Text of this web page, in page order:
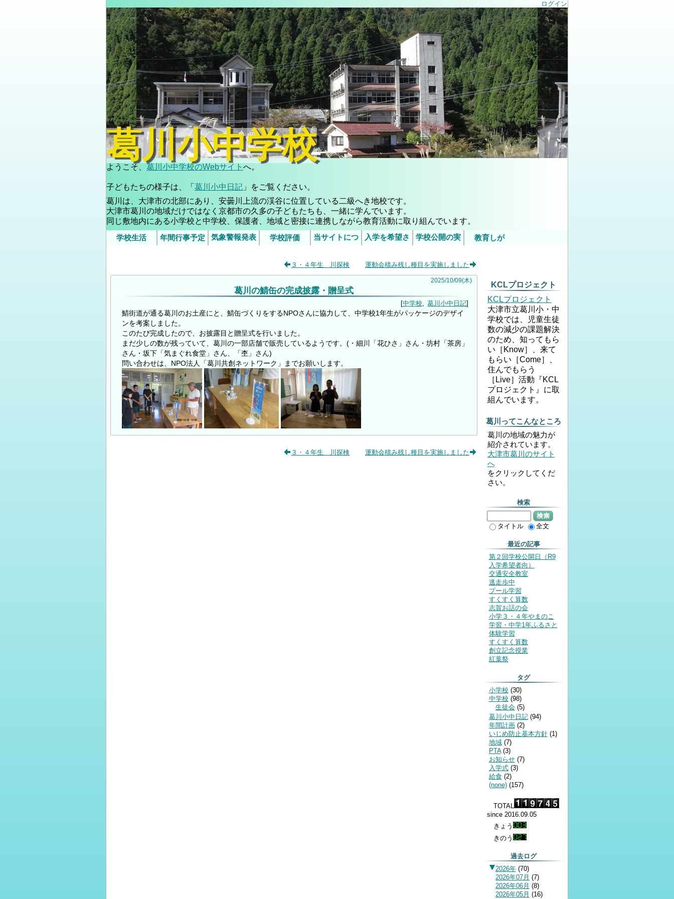
ログイン
葛川小中学校
ようこそ、 葛川小中学校のWebサイト へ。
子どもたちの様子は、「 葛川小中日記 」をご覧ください。
葛川は、大津市の北部にあり、安曇川上流の渓谷に位置している二級へき地校です。
大津市葛川の地域だけではなく京都市の久多の子どもたちも、一緒に学んでいます。
同じ敷地内にある小学校と中学校、保護者、地域と密接に連携しながら教育活動に取り組んでいます。
学校生活
年間行事予定
気象警報発表
学校評価
当サイトにつ
入学を希望さ
学校公開の実
（ご案内）
教育しが
３・４年生 川探検 運動会積み残し種目を実施しました
2025/10/09(木)
葛川の鯖缶の完成披露・贈呈式
中学校 葛川小中日記
鯖街道が通る葛川のお土産にと、鯖缶づくりをするNPOさんに協力して、中学校1年生がパッケージのデザイ
ンを考案しました。
このたび完成したので、お披露目と贈呈式を行いました。
まだ少しの数が残っていて、葛川の一部店舗で販売しているようです。(・細川「花ひさ」さん・坊村「茶房」
さん・坂下「気まぐれ食堂」さん、「杢」さん)
問い合わせは、NPO法人「葛川共創ネットワーク」までお願いします。
３・４年生 川探検 運動会積み残し種目を実施しました
KCLプロジェクト
KCLプロジェクト
大津市立葛川小・中
学校では、児童生徒
数の減少の課題解決
のため、知ってもら
い［Know］、来て
もらい［Come］、
住んでもらう
［Live］活動『KCL
プロジェクト』に取
組んでいます。
葛川ってこんなところ
葛川の地域の魅力が
紹介されています。
大津市葛川のサイト
へ
をクリックしてくだ
さい。
検索
検索
タイトル 全文
最近の記事
第２回学校公開日（R9
入学希望者向）
交通安全教室
逃走歩中
プール学習
すくすく算数
志賀お話の会
小学３・４年やまのこ
学習・中学1年ふるさと
体験学習
すくすく算数
創立記念授業
紅葉祭
タグ
小学校 (30)
中学校 (98)
生徒会 (5)
葛川小中日記 (94)
年間計画 (2)
いじめ防止基本方針 (1)
地域 (7)
PTA (3)
お知らせ (7)
入学式 (3)
給食 (2)
(none) (157)
TOTAL
since 2016.09.05
きょう
きのう
過去ログ
2026年 (70)
2026年07月 (7)
2026年06月 (8)
2026年05月 (16)